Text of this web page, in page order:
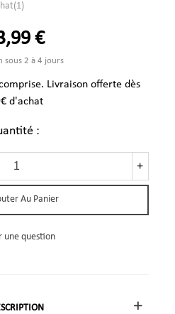
(1)
€
sous 2 à 4 jours
Livraison offerte dès
d'achat
:
+
Au Panier
une question